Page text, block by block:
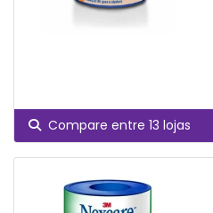
Compare entre 13 lojas